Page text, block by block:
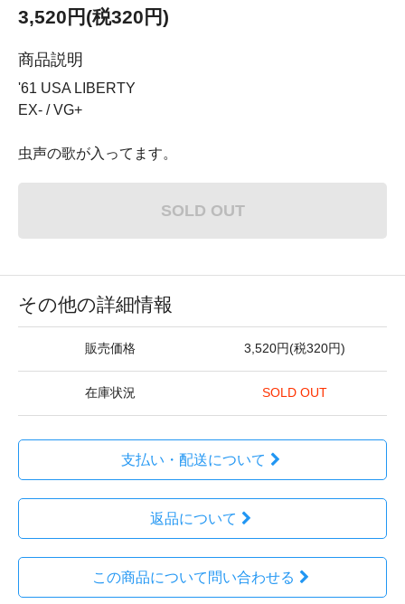
3,520円(税320円)
商品説明
'61 USA LIBERTY
EX- / VG+
虫声の歌が入ってます。
SOLD OUT
その他の詳細情報
販売価格 3,520円(税320円)
在庫状況 SOLD OUT
支払い・配送について
返品について
この商品について問い合わせる